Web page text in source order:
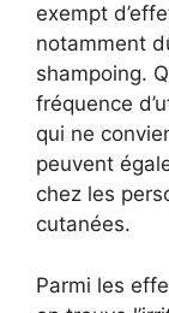
exempt
notamment
shampoing.
fréquence
qui ne
peuvent
chez les
cutanées.
Parmi les